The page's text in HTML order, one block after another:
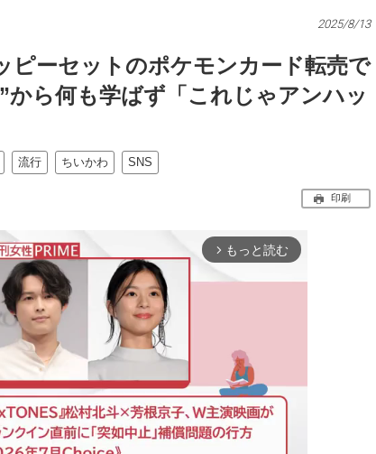
2025/8/13
ピーセットのポケモンカード転売で
から何も学ばず「これじゃアンハッ
流行 ちいかわ SNS
印刷
arrow_forward_ios もっと読む